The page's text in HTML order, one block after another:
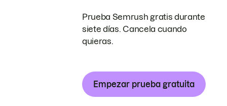
Prueba Semrush gratis durante
siete días. Cancela cuando
quieras.
Empezar prueba gratuita